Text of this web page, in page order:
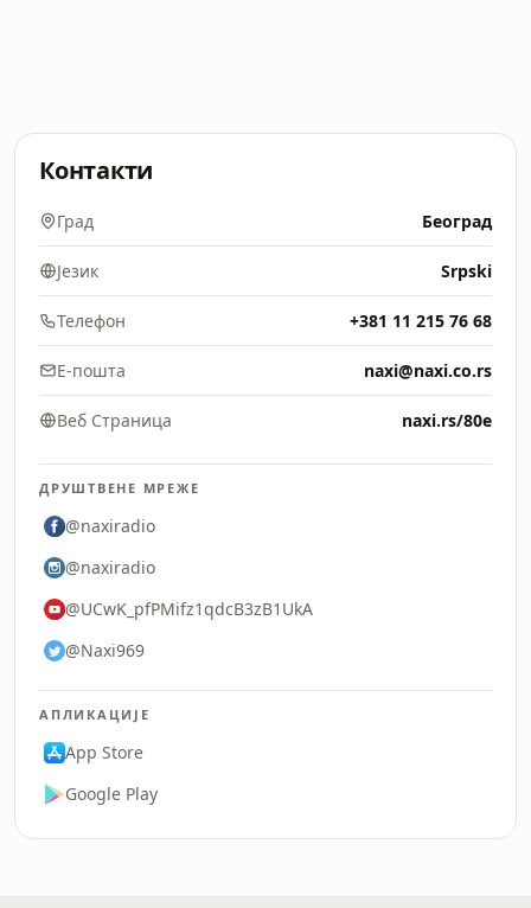
Контакти
Град Београд
Језик Srpski
Телефон +381 11 215 76 68
Е-пошта naxi@naxi.co.rs
Веб Страница naxi.rs/80e
ДРУШТВЕНЕ МРЕЖЕ
@naxiradio
@naxiradio
@UCwK_pfPMifz1qdcB3zB1UkA
@Naxi969
АПЛИКАЦИЈЕ
App Store
Google Play